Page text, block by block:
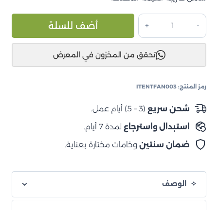
كمية
مروحة
خيمة
لإعادة
عالية
التدفق
LED
أضف للسلة
تحقق من المخزون في المعرض
رمز المنتج: ITENTFAN003
شحن سريع (3 – 5) أيام عمل.
استبدال واسترجاع لمدة 7 أيام.
ضمان سنتين وخامات مختارة بعناية.
الوصف